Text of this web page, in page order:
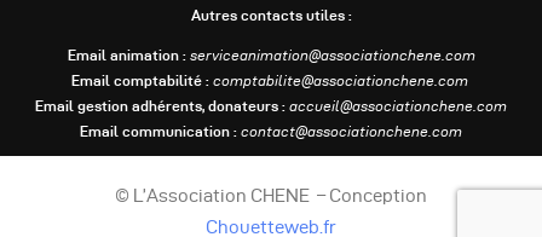
Autres contacts utiles :
Email animation : serviceanimation@associationchene.com
Email comptabilité : comptabilite@associationchene.com
Email gestion adhérents, donateurs : accueil@associationchene.com
Email communication : contact@associationchene.com
© L’Association CHENE – Conception
Chouetteweb.fr